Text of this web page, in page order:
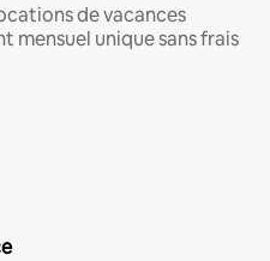
de vacances
mensuel unique sans frais